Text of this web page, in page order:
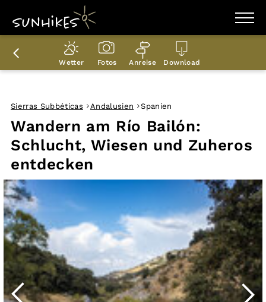
WANDERZIELE
WANDERUNGEN
ENTDECKEN
PLANER
Wetter Fotos Anreise Download
Wandern am Río Bailón:
Schlucht, Wiesen und Zuheros
entdecken
Sierras Subbéticas Andalusien Spanien